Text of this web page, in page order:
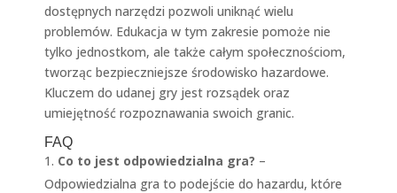
dostępnych narzędzi pozwoli uniknąć wielu
problemów. Edukacja w tym zakresie pomoże nie
tylko jednostkom, ale także całym społecznościom,
tworząc bezpieczniejsze środowisko hazardowe.
Kluczem do udanej gry jest rozsądek oraz
umiejętność rozpoznawania swoich granic.
FAQ
Co to jest odpowiedzialna gra? –
Odpowiedzialna gra to podejście do hazardu, które